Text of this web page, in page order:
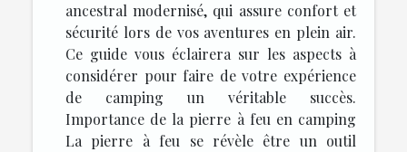
ancestral modernisé, qui assure confort et
sécurité lors de vos aventures en plein air.
Ce guide vous éclairera sur les aspects à
considérer pour faire de votre expérience
de camping un véritable succès.
Importance de la pierre à feu en camping
La pierre à feu se révèle être un outil